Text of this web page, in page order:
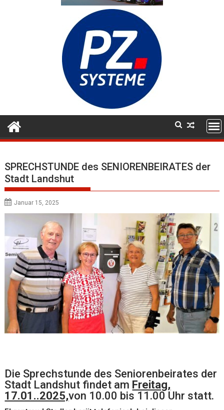
SPRECHSTUNDE des SENIORENBEIRATES der
Stadt Landshut
Januar 15, 2025
Die Sprechstunde des Seniorenbeirates der
Stadt Landshut findet am Freitag,
17.01..2025,von 10.00 bis 11.00 Uhr statt.